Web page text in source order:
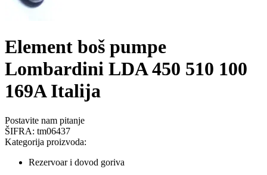
Element boš pumpe
Lombardini LDA 450 510 100
169A Italija
Postavite nam pitanje
ŠIFRA: tm06437
Kategorija proizvoda:
Rezervoar i dovod goriva